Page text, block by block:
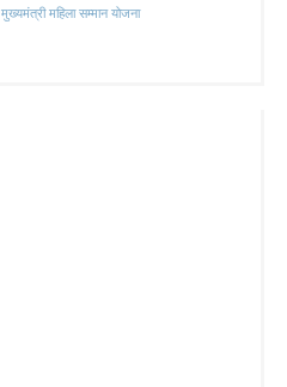
मुख्यमंत्री महिला सम्मान योजना